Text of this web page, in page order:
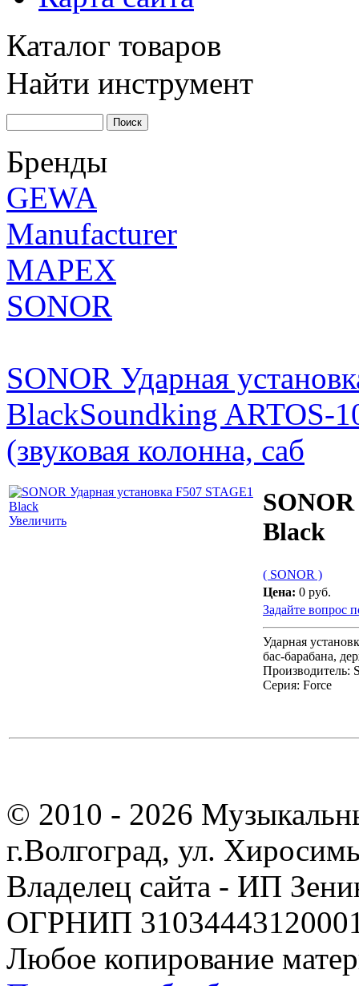
Каталог товаров
Найти инструмент
Бренды
GEWA
Manufacturer
MAPEX
SONOR
SONOR Ударная
BlackSoundking ARTOS-
(звуковая колонна, саб
Увеличить
Black
( SONOR )
Цена: 0 руб.
Задайте вопрос
Ударная
бас-барабана,
Производитель:
Серия: Force
© 2010 - 2026
г.Волгоград, ул.
Владелец сайта - ИП
ОГРНИП
Любое копирование